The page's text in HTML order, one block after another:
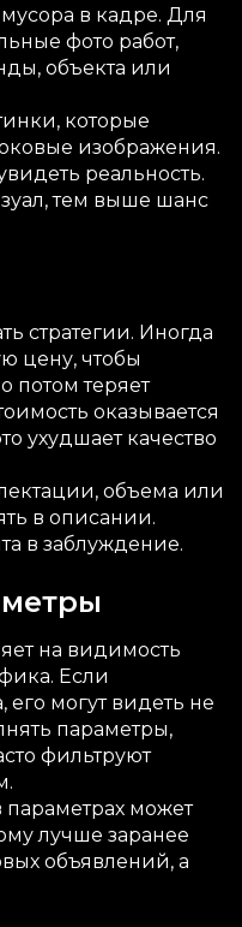
в кадре. Для
фото работ,
объекта или
которые
изображения.
реальность.
тем выше шанс
стратегии. Иногда
цену, чтобы
потом теряет
оказывается
ухудшает качество
объема или
в описании.
в заблуждение.
на видимость
Если
его могут видеть не
параметры,
фильтруют
параметрах может
лучше заранее
объявлений, а